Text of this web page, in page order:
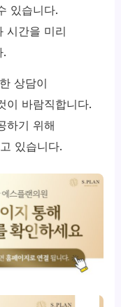
있습니다.
시간을 미리
.
상담이
이 바람직합니다.
하기 위해
있습니다.